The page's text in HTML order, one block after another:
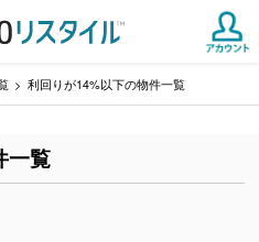
利回りが14%以下の物件一覧
一覧